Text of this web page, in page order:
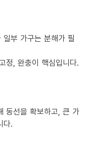
부 가구는 분해가 필
정, 완충이 핵심입니다.
동선을 확보하고, 큰 가
다.